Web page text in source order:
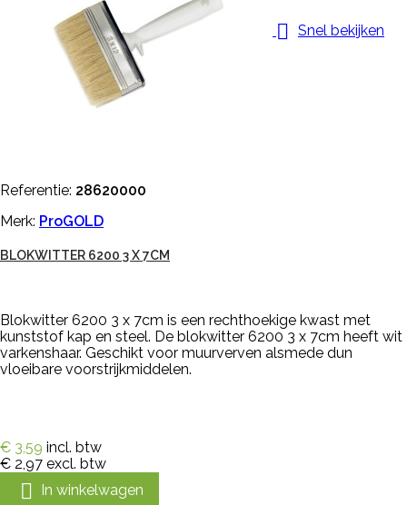
 Snel bekijken
Referentie: 28620000
Merk: ProGOLD
BLOKWITTER 6200 3 X 7CM
Blokwitter 6200 3 x 7cm is een rechthoekige kwast met
kunststof kap en steel. De blokwitter 6200 3 x 7cm heeft wit
varkenshaar. Geschikt voor muurverven alsmede dun
vloeibare voorstrijkmiddelen.
€ 3,59 incl. btw
€ 2,97 excl. btw
 In winkelwagen